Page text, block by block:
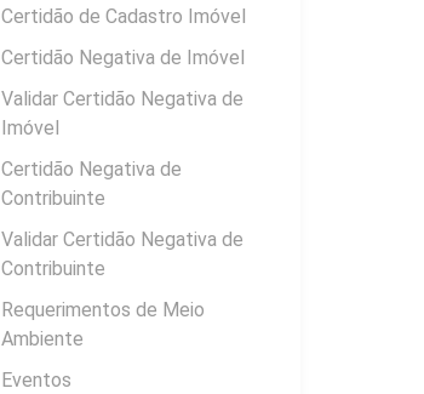
Certidão de Cadastro Imóvel
Certidão Negativa de Imóvel
Validar Certidão Negativa de
Imóvel
Certidão Negativa de
Contribuinte
Validar Certidão Negativa de
Contribuinte
Requerimentos de Meio
Ambiente
Eventos